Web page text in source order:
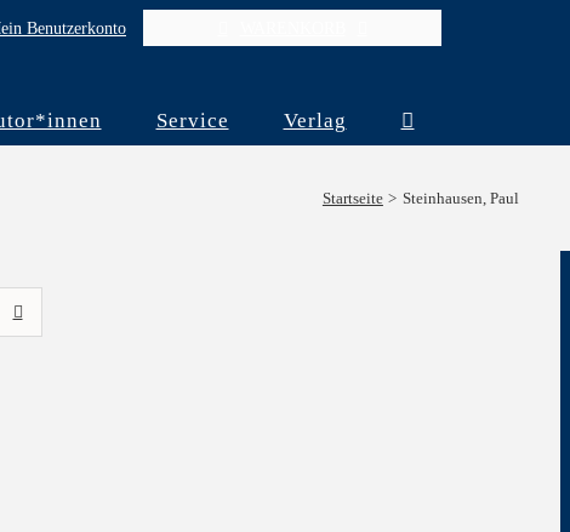
Benutzerkonto
Service Verlag
Startseite Steinhausen, Paul